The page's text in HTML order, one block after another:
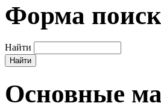
Форма
Найти
Основные